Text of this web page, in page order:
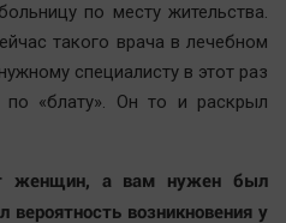
по месту жительства.
такого врача в лечебном
специалисту в этот раз
по «блату». Он то и раскрыл
женщин, а вам нужен был
возникновения у